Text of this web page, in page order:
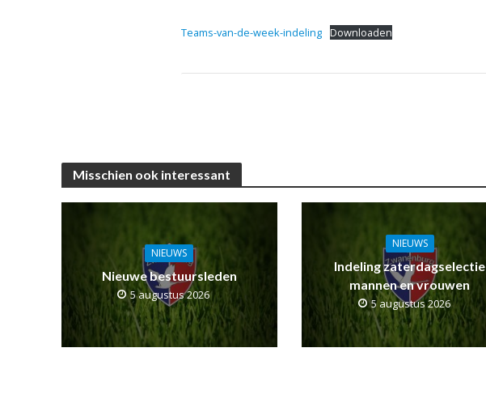
Teams-van-de-week-indeling Downloaden
Misschien ook interessant
NIEUWS
Nieuwe bestuursleden
5 augustus 2026
NIEUWS
Indeling zaterdagselectie
mannen en vrouwen
5 augustus 2026